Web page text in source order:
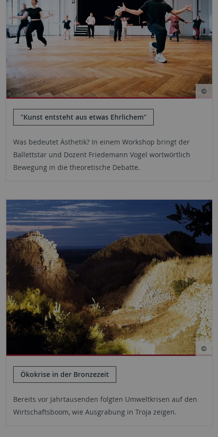
"Kunst entsteht aus etwas Ehrlichem"
Was bedeutet Ästhetik? In einem Workshop bringt der
Ballettstar und Dozent Friedemann Vogel wortwörtlich
Bewegung in die theoretische Debatte.
Ökokrise in der Bronzezeit
Bereits vor Jahrtausenden folgten Umweltkrisen auf den
Wirtschaftsboom, wie Ausgrabung in Troja zeigen.